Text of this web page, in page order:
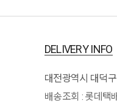
DELIVERY INFO
대전광역시 대덕
배송조회 : 롯데택